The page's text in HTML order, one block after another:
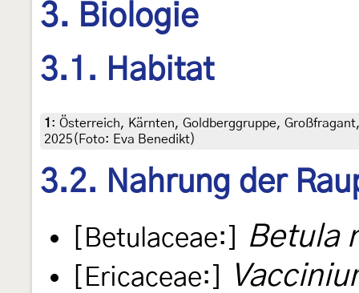
3. Biologie
3.1. Habitat
1 : Österreich, Kärnten, Goldberggruppe,
2025(Foto: Eva Benedikt)
3.2. Nahrung der
[Betulaceae:] Betula
[Ericaceae:]